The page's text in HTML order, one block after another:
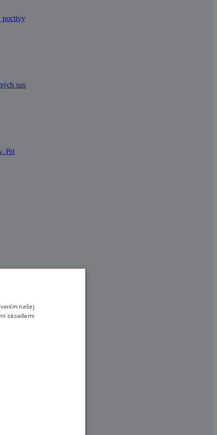
poctivy
sus
Pri
alebo
sprievodcom
Veronika slalom.
našej
zásadami